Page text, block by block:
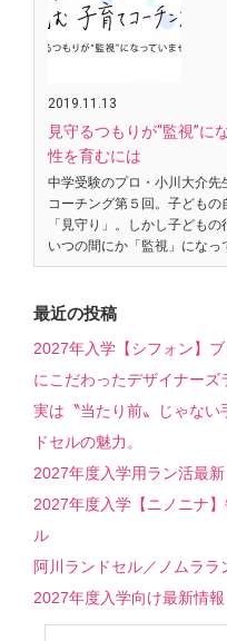
2019.11.13
見守るつもりが“監視”に
性を育むには
中学受験のプロ・小川大介
コーチング第５回。子ども
「見守り」。しかし子ども
いつの間にか「監視」になっ
最近の投稿
2027年入学【シフォン】
にこだわったデザイナーズ
実は〝当たり前〟じゃない
ドセルの魅力。
2027年度入学用ラン活最
2027年度入学【ニノニナ
ル
阿川ランドセル／ノムラ
2027年度入学向け最新情報